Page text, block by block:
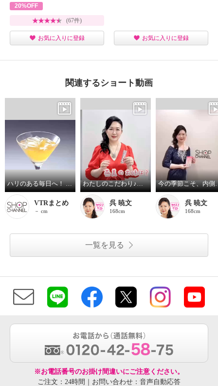
20%OFF
(67件)
お気に入りに登録 お気に入りに登録
関連するショート動画
ハリのある毎日へ！ Ｗの燕の巣由来原料配合 “燕美プレミアム” ２箱セット
VTRまとめ
－ cm
わたしのこだわり♪燕美の美味しさ！
呉 暁文
168cm
今の季節こ
呉 暁文
168cm
一覧を見る
※お電話番号のお掛け間違いにご注意ください。
ご注文：24時間｜お問い合わせ：音声自動応答